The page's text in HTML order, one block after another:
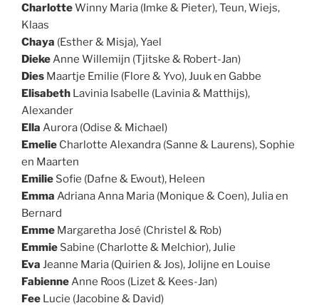
CharlotteWinny Maria (Imke & Pieter), Teun, Wiejs,
Klaas
Chaya (Esther & Misja), Yael
Dieke Anne Willemijn (Tjitske & Robert-Jan)
Dies Maartje Emilie (Flore & Yvo), Juuk en Gabbe
Elisabeth Lavinia Isabelle (Lavinia & Matthijs),
Alexander
Ella Aurora (Odise & Michael)
Emelie Charlotte Alexandra (Sanne & Laurens), Sophie
en Maarten
Emilie Sofie (Dafne & Ewout), Heleen
Emma Adriana Anna Maria (Monique & Coen), Julia en
Bernard
Emme Margaretha José (Christel & Rob)
Emmie Sabine (Charlotte & Melchior), Julie
Eva Jeanne Maria (Quirien & Jos), Jolijne en Louise
Fabienne Anne Roos (Lizet & Kees-Jan)
Fee Lucie (Jacobine & David)